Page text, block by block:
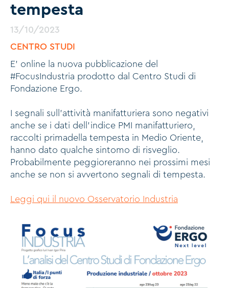
tempesta
13/10/2023
CENTRO STUDI
E' online la nuova pubblicazione del
#FocusIndustria prodotto dal Centro Studi di
Fondazione Ergo.
I segnali sull’attività manifatturiera sono negativi
anche se i dati dell’indice PMI manifatturiero,
raccolti primadella tempesta in Medio Oriente,
hanno dato qualche sintomo di risveglio.
Probabilmente peggioreranno nei prossimi mesi
anche se non si avvertono segnali di tempesta.
Leggi qui il nuovo Osservatorio Industria